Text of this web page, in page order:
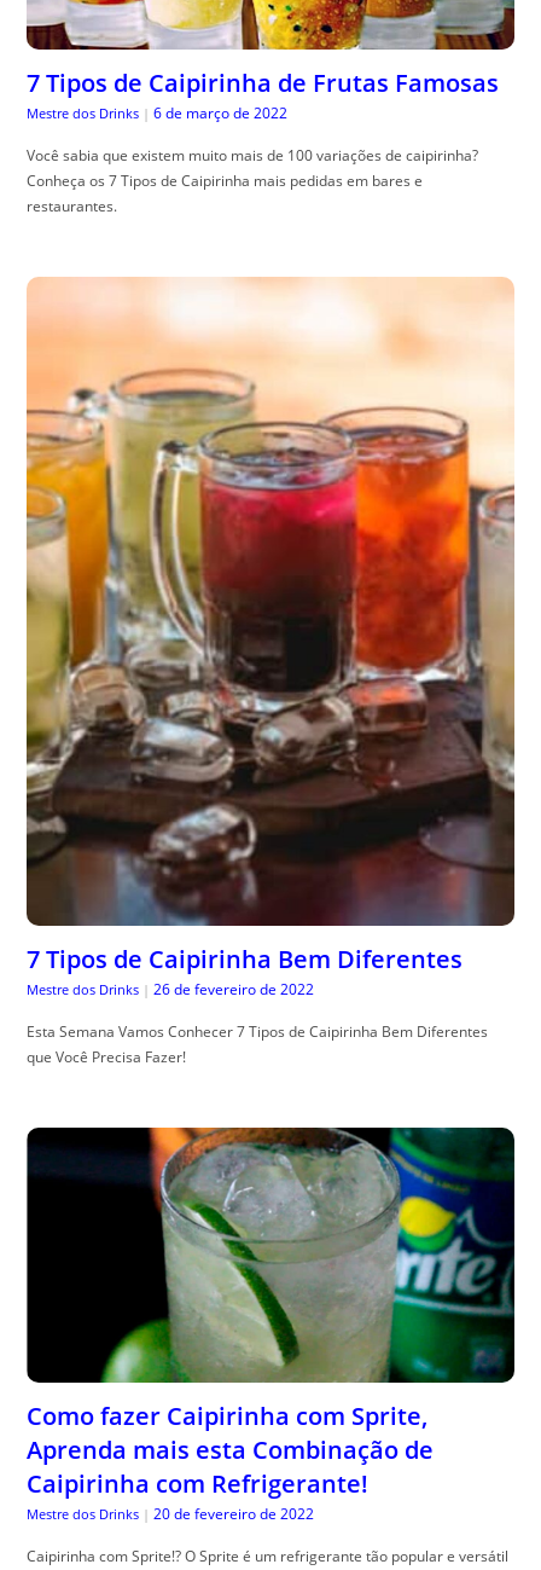
7 Tipos de Caipirinha de Frutas Famosas
Mestre dos Drinks | 6 de março de 2022
Você sabia que existem muito mais de 100 variações de caipirinha?
Conheça os 7 Tipos de Caipirinha mais pedidas em bares e
restaurantes.
7 Tipos de Caipirinha Bem Diferentes
Mestre dos Drinks | 26 de fevereiro de 2022
Esta Semana Vamos Conhecer 7 Tipos de Caipirinha Bem Diferentes
que Você Precisa Fazer!
Como fazer Caipirinha com Sprite,
Aprenda mais esta Combinação de
Caipirinha com Refrigerante!
Mestre dos Drinks | 20 de fevereiro de 2022
Caipirinha com Sprite!? O Sprite é um refrigerante tão popular e versátil